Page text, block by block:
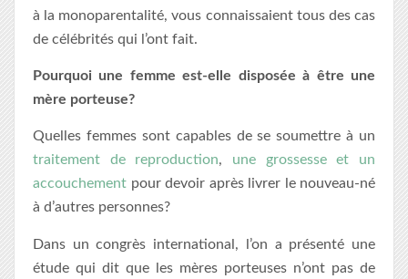
à la monoparentalité, vous connaissaient tous des cas
de célébrités qui l’ont fait.
Pourquoi une femme est-elle disposée à être une
mère porteuse?
Quelles femmes sont capables de se soumettre à un
traitement de reproduction, une grossesse et un
accouchement pour devoir après livrer le nouveau-né
à d’autres personnes?
Dans un congrès international, l’on a présenté une
étude qui dit que les mères porteuses n’ont pas de